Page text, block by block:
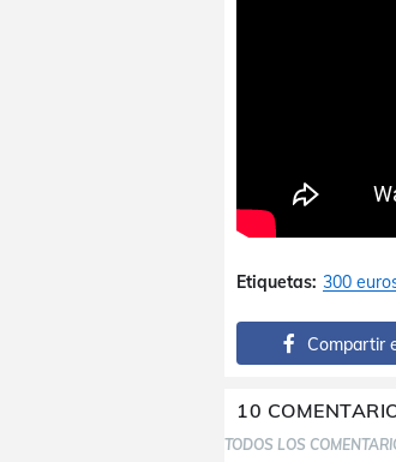
Etiquetas: 300
Compartir
10
TODOS LOS